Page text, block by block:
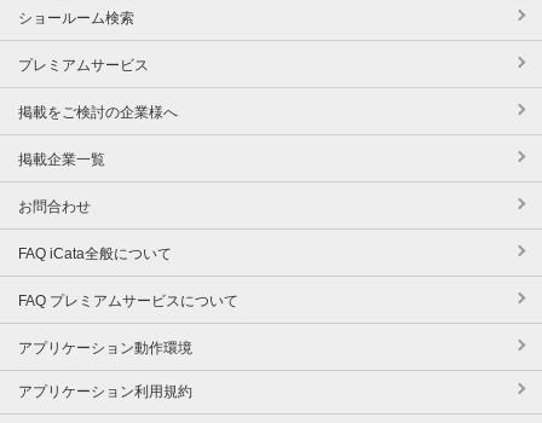
ショールーム検索
プレミアムサービス
掲載をご検討の企業様へ
掲載企業一覧
お問合わせ
FAQ iCata全般について
FAQ プレミアムサービスについて
アプリケーション動作環境
アプリケーション利用規約